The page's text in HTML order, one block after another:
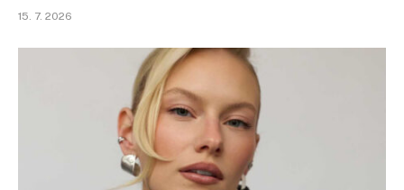
15. 7. 2026